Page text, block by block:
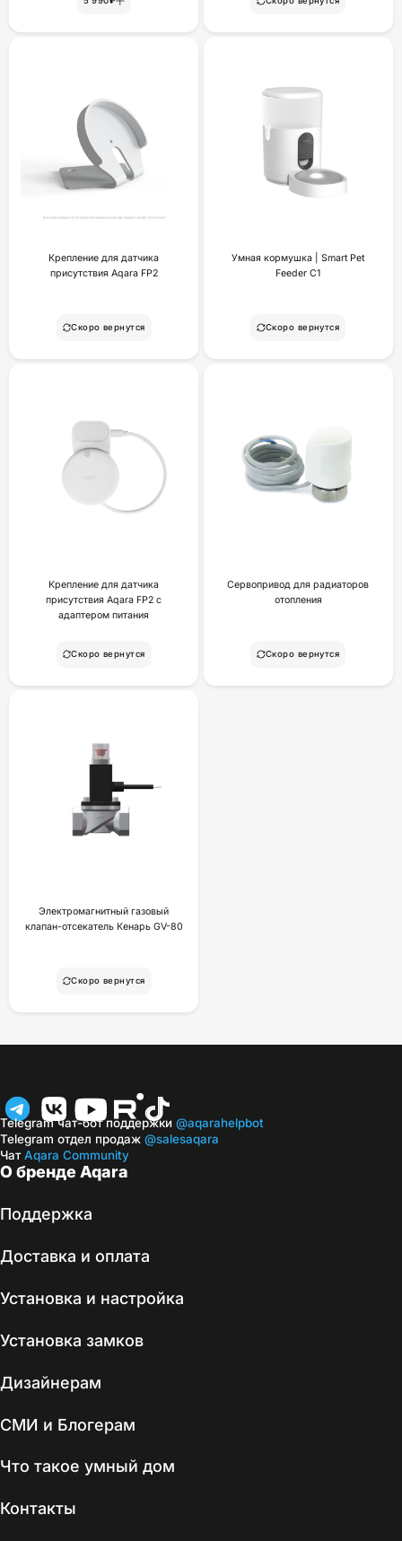
Крепление для датчика
присутствия Aqara FP2
Скоро вернутся
Умная кормушка | Smart Pet
Feeder C1
Скоро вернутся
Крепление для датчика
присутствия Aqara FP2 с
адаптером питания
Скоро вернутся
Сервопривод для радиаторов
отопления
Скоро вернутся
Электромагнитный газовый
клапан-отсекатель Кенарь GV-80
Скоро вернутся
О бренде Aqara
Поддержка
Доставка и оплата
Установка и настройка
Установка замков
Дизайнерам
СМИ и Блогерам
Что такое умный дом
Контакты
Telegram чат-бот поддержки @aqarahelpbot
Telegram отдел продаж @salesaqara
ЧатAqara Community